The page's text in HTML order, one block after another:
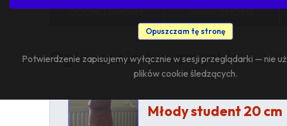
Opuszczam tę stronę
Potwierdzenie zapisujemy wyłącznie w sesji przeglądarki — nie
plików cookie śledzących.
DODAJ ANONS USUŃ ANONS
Ogłoszenia towarzyskie(5
Młody student 20 cm